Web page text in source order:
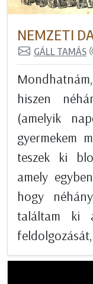
NEMZETI
GÁLL TAMÁS
hiszen
(amelyik
gyermekem
teszek ki
amely
hogy
találtam ki